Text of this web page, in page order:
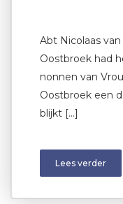
Abt Nicolaas
Oostbroek had
nonnen van
Oostbroek een
blijkt […]
Lees verder